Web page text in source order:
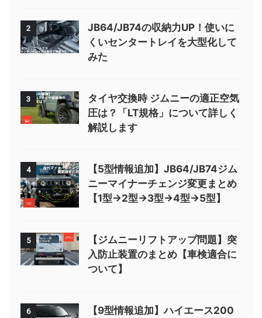
2
JB64/JB74の収納力UP！使いに
くいセンタートレイを大型化して
みた
3
タイヤ交換時 ジムニーの適正空気
圧は？「LT規格」について詳しく
解説します
4
【5型情報追加】JB64/JB74ジム
ニーマイナーチェンジ変更まとめ
【1型→2型→3型→4型→5型】
5
【ジムニーリフトアップ問題】突
入防止装置のまとめ【車検適合に
ついて】
6
【9型情報追加】ハイエース200